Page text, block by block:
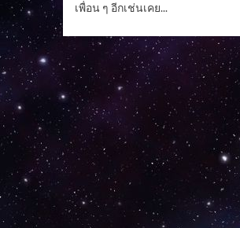
เพื่อน ๆ อีกเช่นเคย...